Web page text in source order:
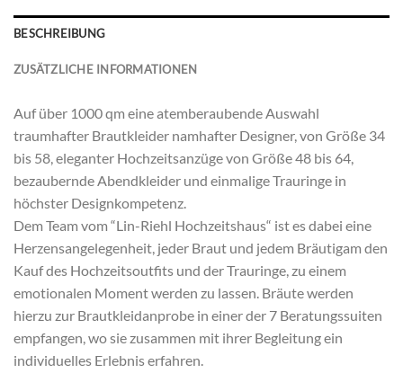
BESCHREIBUNG
ZUSÄTZLICHE INFORMATIONEN
Auf über 1000 qm eine atemberaubende Auswahl
traumhafter Brautkleider namhafter Designer, von Größe 34
bis 58, eleganter Hochzeitsanzüge von Größe 48 bis 64,
bezaubernde Abendkleider und einmalige Trauringe in
höchster Designkompetenz.
Dem Team vom “Lin-Riehl Hochzeitshaus“ ist es dabei eine
Herzensangelegenheit, jeder Braut und jedem Bräutigam den
Kauf des Hochzeitsoutfits und der Trauringe, zu einem
emotionalen Moment werden zu lassen. Bräute werden
hierzu zur Brautkleidanprobe in einer der 7 Beratungssuiten
empfangen, wo sie zusammen mit ihrer Begleitung ein
individuelles Erlebnis erfahren.